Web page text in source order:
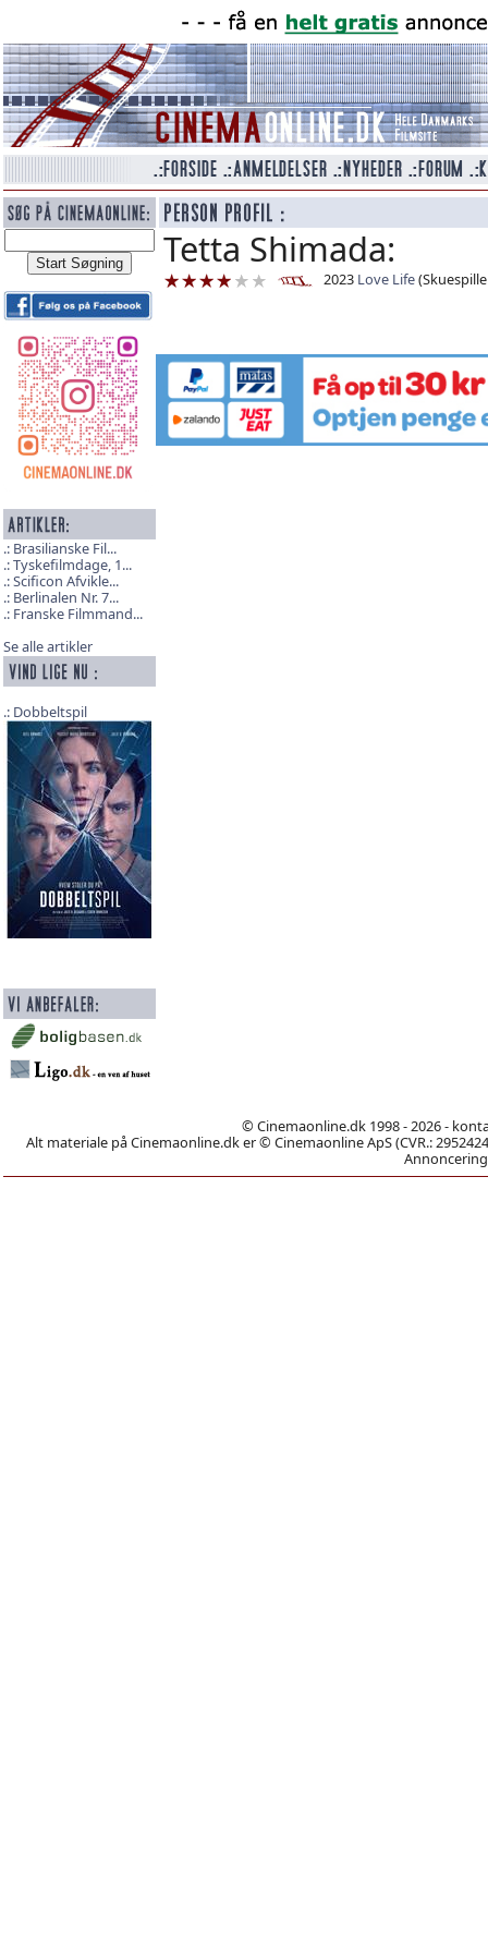
Brasilianske Fil...
Tyskefilmdage, 1...
Scificon Afvikle...
Berlinalen Nr. 7...
Franske Filmmand...
Se alle artikler
Dobbeltspil
Tetta Shimada:
2023 Love Life
© Cinemaonline.dk 1998 - 2026 -
Alt materiale på Cinemaonline.dk er © Cinemaonline ApS (CVR.: